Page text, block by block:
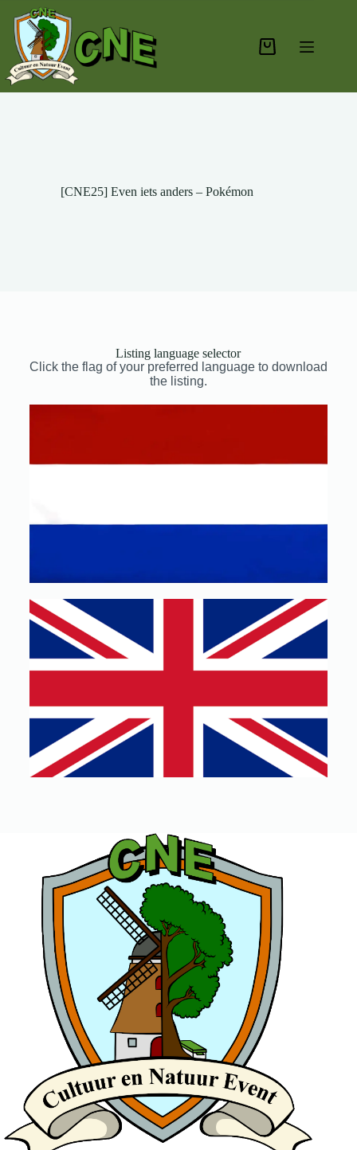
[CNE25] Even iets anders – Pokémon
Listing language selector
Click the flag of your preferred language to download
the listing.